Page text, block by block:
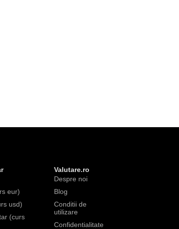
eur)
usd)
(curs
Valutare.ro
Despre noi
Blog
Conditii de
utilizare
Confidentialitate